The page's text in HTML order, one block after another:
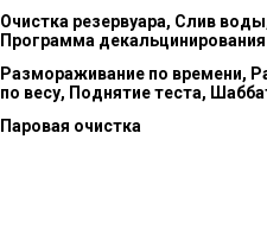
Очистка резервуара, Слив
Программа декальцинирования
Размораживание по времени,
по весу, Поднятие теста,
Паровая очистка